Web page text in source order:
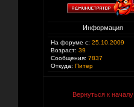
Информация
На форуме с: 25.10.2009
Возраст: 39
Сообщения: 7837
Откуда: Питер
Вернуться к началу